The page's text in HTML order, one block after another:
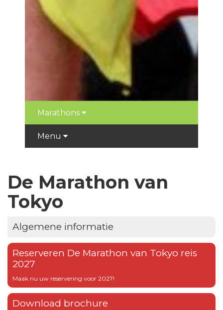
Marathons
Menu
De Marathon van
Tokyo
Algemene informatie
Reserveren De Marathon van Tokyo reis
2027
Maak nu uw reservering voor 2027!
Download brochure